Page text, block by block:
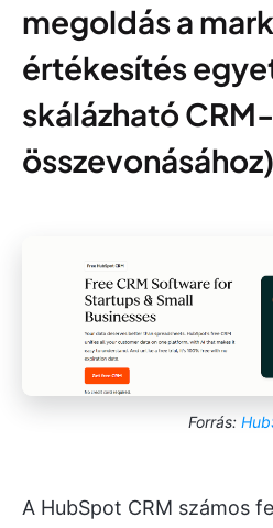
megoldás a
értékesítés
skálázható
összevonásához)
Forrás:
A HubSpot CRM számos